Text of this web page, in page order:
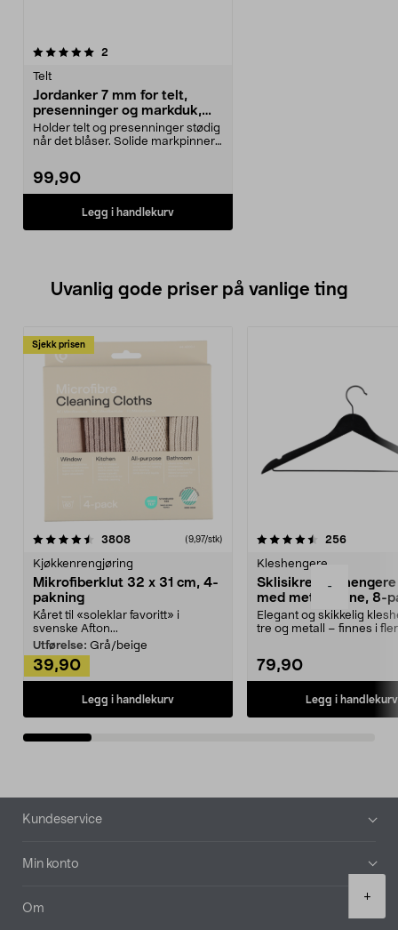
-
+
2
Telt
Jordanker 7 mm for telt,
presenninger og markduk,
10-pakning
Holder telt og presenninger stødig
når det blåser. Solide markpinner
99,90
Legg i handlekurv
Uvanlig gode priser på vanlige ting
Sjekk prisen
3808anmeldelser(9,97/stk)
Kjøkkenrengjøring
Mikrofiberklut 32 x 31 cm, 4-
pakning
Kåret til «soleklar favoritt» i
svenske Afton...
Utførelse: Grå/beige
39,90
Legg i handlekurv
4.5av 5 stjerner 256
Kleshengere
Sklisikre
med metallpinne, 8-
Elegant og skikkelig
tre og metall – finnes i
79,90
Legg i handlekurv
4.5av 5 stjerner
Bunntekst
Kundeservice
Min konto
Om